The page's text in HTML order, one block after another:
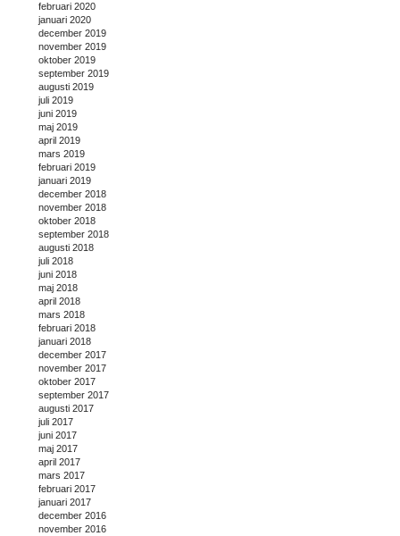
februari 2020
januari 2020
december 2019
november 2019
oktober 2019
september 2019
augusti 2019
juli 2019
juni 2019
maj 2019
april 2019
mars 2019
februari 2019
januari 2019
december 2018
november 2018
oktober 2018
september 2018
augusti 2018
juli 2018
juni 2018
maj 2018
april 2018
mars 2018
februari 2018
januari 2018
december 2017
november 2017
oktober 2017
september 2017
augusti 2017
juli 2017
juni 2017
maj 2017
april 2017
mars 2017
februari 2017
januari 2017
december 2016
november 2016